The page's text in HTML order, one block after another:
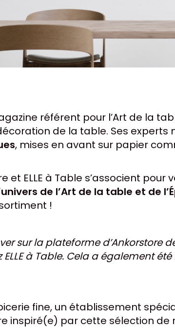
référent pour l’Art de la
de la table. Ses experts
, mises en avant sur papier
et ELLE à Table s’associent pour
de l’Art de la table et de
!
sur la plateforme d’Ankorstore
à Table. Cela a également
fine, un établissement
inspiré(e) par cette sélection